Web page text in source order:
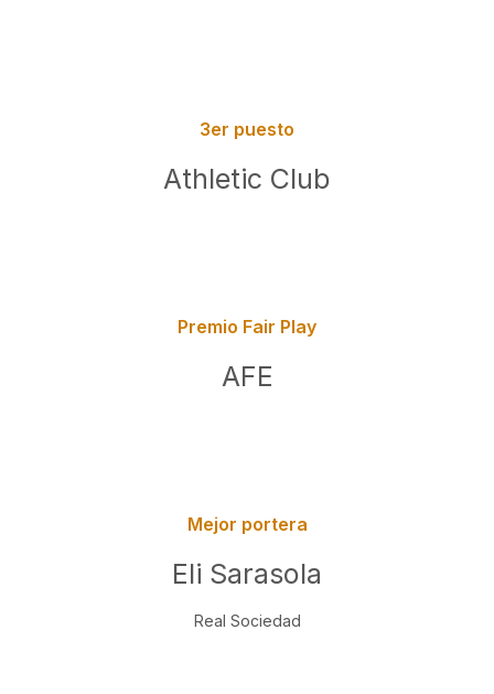
3er puesto
Athletic Club
Premio Fair Play
AFE
Mejor portera
Eli Sarasola
Real Sociedad